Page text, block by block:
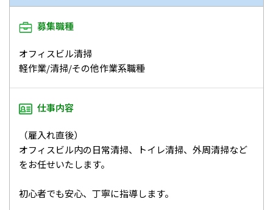
募集職種
オフィスビル清掃
軽作業/清掃/その他作業系職種
仕事内容
（雇入れ直後）
オフィスビル内の日常清掃、トイレ清掃、外周清掃など
をお任せいたします。
初心者でも安心、丁寧に指導します。